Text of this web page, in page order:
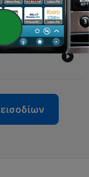
put on